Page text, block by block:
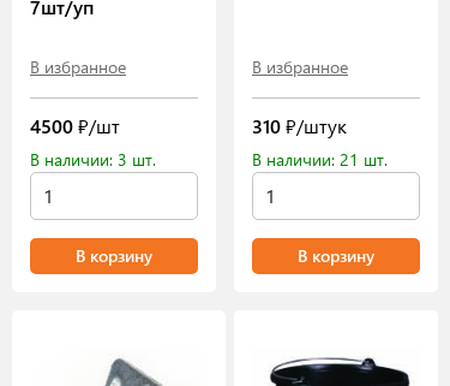
7шт/уп
В избранное
4500₽/шт
В наличии: 3 шт.
В корзину
В избранное
310₽/штук
В наличии: 21 шт.
В корзину